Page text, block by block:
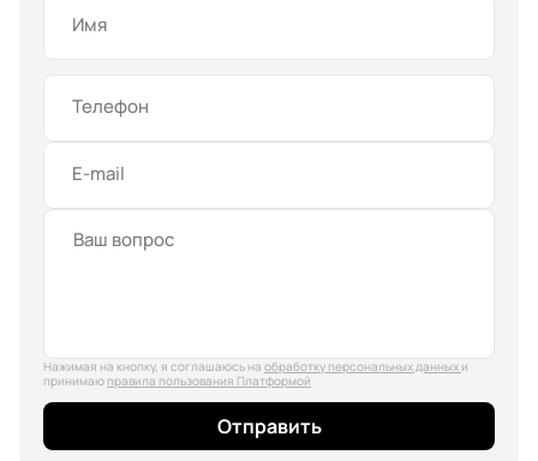
Имя
Телефон
E-mail
Нажимая на кнопку, я соглашаюсь на обработку персональных данных и
принимаю правила пользования Платформой
Отправить